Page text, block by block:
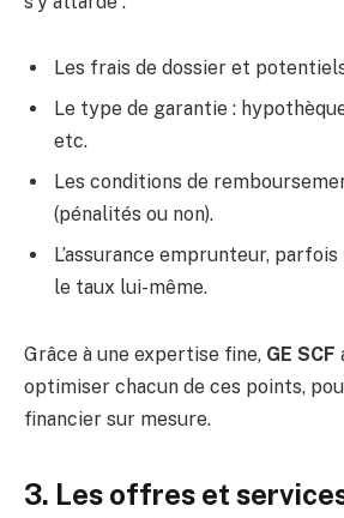
Les frais de dossier et
Le type de garantie :
etc.
Les conditions de
(pénalités ou non).
L’assurance emprunteur,
le taux lui-même.
Grâce à une expertise fine, GE SCF
optimiser chacun de ces points,
financier sur mesure.
3. Les offres et